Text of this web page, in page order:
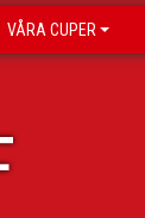
VÅRA CUPER